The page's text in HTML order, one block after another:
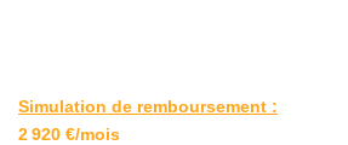
EXTRANET
Simulation de remboursement :
2 920 €/mois